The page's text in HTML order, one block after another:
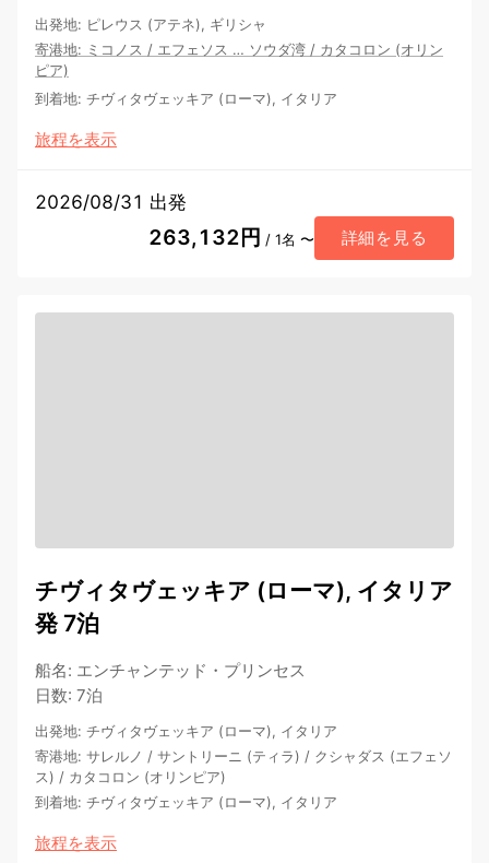
出発地: ピレウス (アテネ), ギリシャ
寄港地: ミコノス / エフェソス … ソウダ湾 / カタコロン (オリン
ピア)
到着地: チヴィタヴェッキア (ローマ), イタリア
旅程を表示
2026/08/31 出発
263,132円 / 1名 〜 詳細を見る
チヴィタヴェッキア (ローマ), イタリア
発 7泊
船名: エンチャンテッド・プリンセス
日数: 7泊
出発地: チヴィタヴェッキア (ローマ), イタリア
寄港地: サレルノ / サントリーニ (ティラ) / クシャダス (エフェソ
ス) / カタコロン (オリンピア)
到着地: チヴィタヴェッキア (ローマ), イタリア
旅程を表示